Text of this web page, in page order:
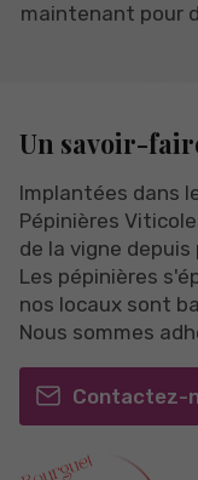
maintenant pour
Un savoir-
Implantées dans
Pépinières
de la vigne depuis
Les pépinières
nos locaux sont
Nous sommes
Contactez-